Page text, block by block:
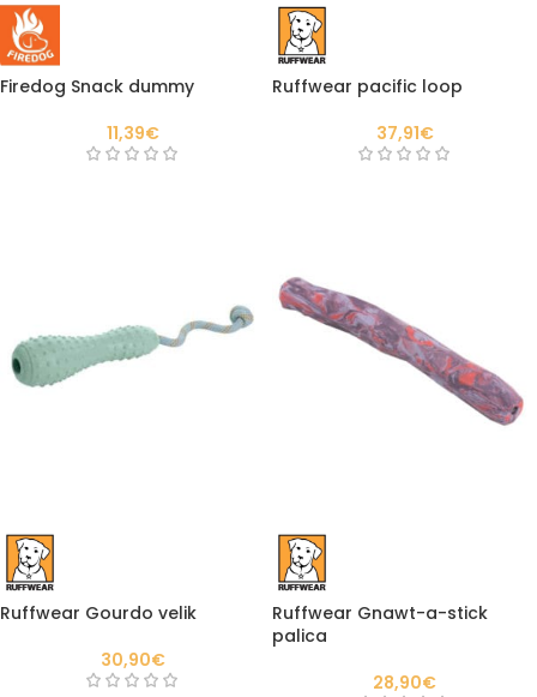
Firedog Snack dummy
11,39€
Ruffwear pacific loop
37,91€
Ruffwear Gourdo velik
30,90€
Ruffwear Gnawt-a-stick
palica
28,90€